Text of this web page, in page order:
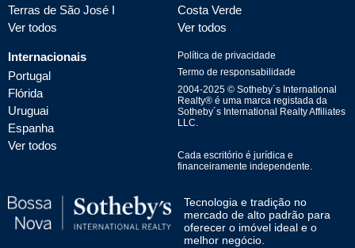
Terras de São José I
Ver todos
Costa Verde
Ver todos
Internacionais
Portugal
Flórida
Uruguai
Espanha
Ver todos
Política de privacidade
Termo de responsabilidade
2004-2025 © Sotheby´s International
Realty® é uma marca registada da
Sotheby´s International Realty Affiliates
LLC.
Cada escritório é jurídica e
financeiramente independente.
Tecnologia e tradição no
mercado de alto padrão para
oferecer o imóvel ideal e o
melhor negócio.